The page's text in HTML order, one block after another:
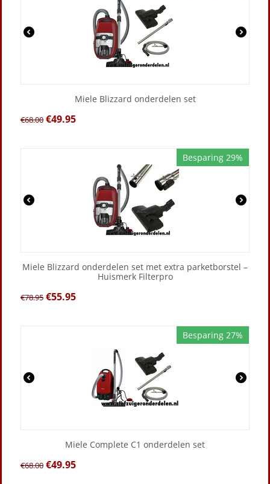
Miele Blizzard onderdelen set
€68.00 €49.95
Besparing 29%
Miele Blizzard onderdelen set met extra parketborstel –
Huismerk Filterpro
€78.95 €55.95
Besparing 27%
Miele Complete C1 onderdelen set
€68.00 €49.95